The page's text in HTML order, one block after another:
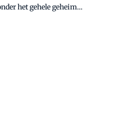
het gehele geheim